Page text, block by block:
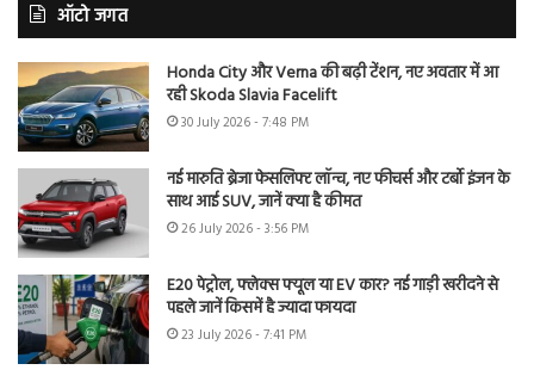
ऑटो जगत
Honda City और Verna की बढ़ी टेंशन, नए अवतार में आ
रही Skoda Slavia Facelift
30 July 2026 - 7:48 PM
नई मारुति ब्रेजा फेसलिफ्ट लॉन्च, नए फीचर्स और टर्बो इंजन के
साथ आई SUV, जानें क्या है कीमत
26 July 2026 - 3:56 PM
E20 पेट्रोल, फ्लेक्स फ्यूल या EV कार? नई गाड़ी खरीदने से
पहले जानें किसमें है ज्यादा फायदा
23 July 2026 - 7:41 PM